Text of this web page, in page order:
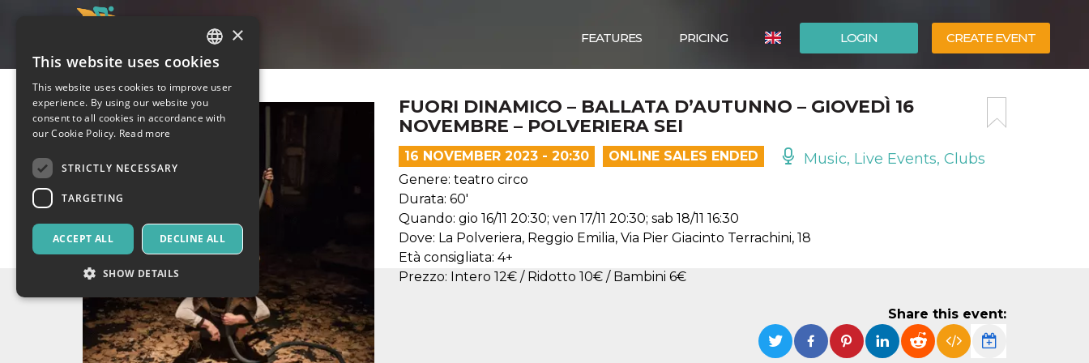
LOGIN CREATE EVENT
ESPAÑOL
FEATURES PRICING
FUORI DINAMICO – BALLATA D’AUTUNNO – GIOVEDÌ 16
NOVEMBRE – POLVERIERA SEI
16 NOVEMBER 2023 - 20:30 ONLINE SALES ENDED Music, Live Events, Clubs
Genere: teatro circo
Durata: 60'
Quando: gio 16/11 20:30; ven 17/11 20:30; sab 18/11 16:30
Dove: La Polveriera, Reggio Emilia, Via Pier Giacinto Terrachini, 18
Età consigliata: 4+
Prezzo: Intero 12€ / Ridotto 10€ / Bambini 6€
Share this event:
ITALIAN
ENGLISH
SPANISH
×
This website uses cookies
This website uses cookies to improve user
experience. By using our website you
consent to all cookies in accordance with
our Cookie Policy. Read more
STRICTLY NECESSARY
TARGETING
ACCEPT ALL DECLINE ALL
SHOW DETAILS
Strictly necessary Targeting